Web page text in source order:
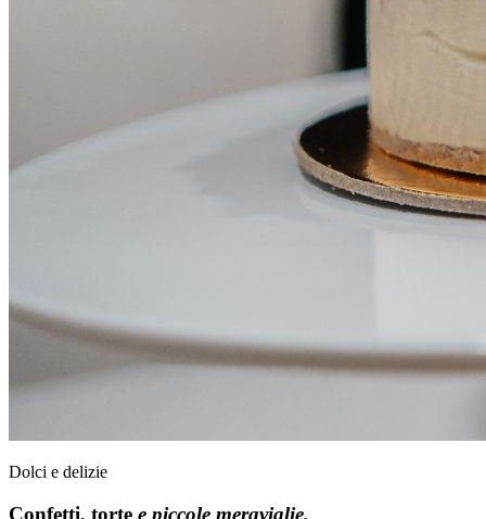
Dolci e delizie
Confetti, torte e piccole meraviglie.